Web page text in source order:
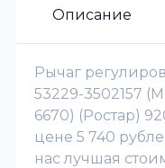
Описание
Рычаг
53229-3502157
6670) (Ростар)
цене 5 740
нас лучшая